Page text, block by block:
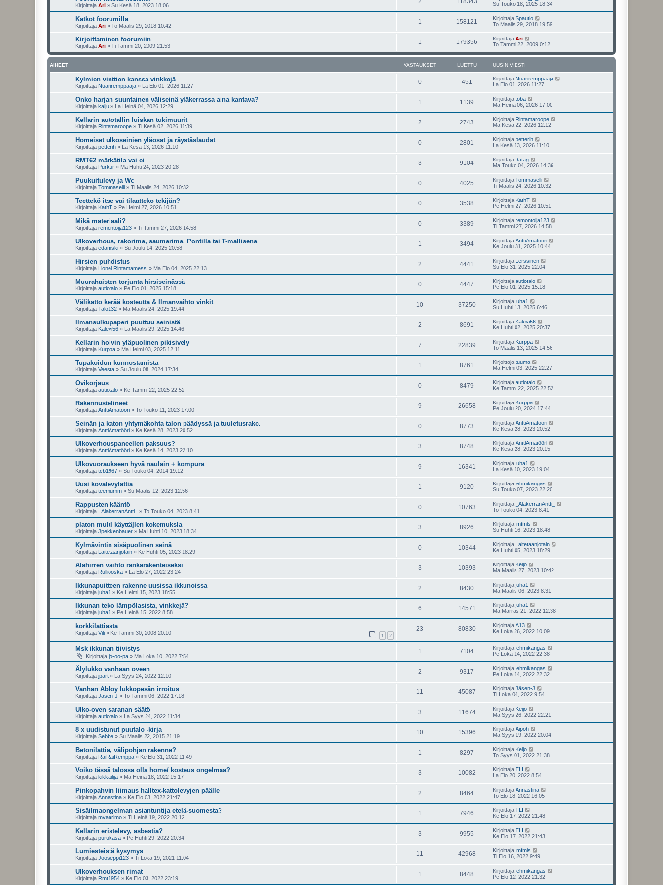
Kirjoittaja Ari » Su Kesä 18, 2023 18:06
Su Touko 18, 2025 18:34
Katkot foorumilla
Kirjoittaja Ari » To Maalis 29, 2018 10:42
1 158121 Kirjoittaja Spautio
To Maalis 29, 2018 19:59
Kirjoittaminen foorumiin
Kirjoittaja Ari » Ti Tammi 20, 2009 21:53
1 179356 Kirjoittaja Ari
To Tammi 22, 2009 0:12
AIHEET VASTAUKSET LUETTU UUSIN VIESTI
Kylmien vinttien kanssa vinkkejä
Kirjoittaja Nuariremppaaja » La Elo 01, 2026 11:27
0 451 Kirjoittaja Nuariremppaaja
La Elo 01, 2026 11:27
Onko harjan suuntainen väliseinä yläkerrassa aina kantava?
Kirjoittaja kalju » La Heinä 04, 2026 12:29
1 1139 Kirjoittaja toba
Ma Heinä 06, 2026 17:00
Kellarin autotallin luiskan tukimuurit
Kirjoittaja Rintamaroope » Ti Kesä 02, 2026 11:39
2 2743 Kirjoittaja Rintamaroope
Ma Kesä 22, 2026 12:12
Homeiset ulkoseinien yläosat ja räystäslaudat
Kirjoittaja petterih » La Kesä 13, 2026 11:10
0 2801 Kirjoittaja petterih
La Kesä 13, 2026 11:10
RMT62 märkätila vai ei
Kirjoittaja Purkur » Ma Huhti 24, 2023 20:28
3 9104 Kirjoittaja datag
Ma Touko 04, 2026 14:36
Puukuitulevy ja Wc
Kirjoittaja Tommaselli » Ti Maalis 24, 2026 10:32
0 4025 Kirjoittaja Tommaselli
Ti Maalis 24, 2026 10:32
Teettekö itse vai tilaatteko tekijän?
Kirjoittaja KathT » Pe Helmi 27, 2026 10:51
0 3538 Kirjoittaja KathT
Pe Helmi 27, 2026 10:51
Mikä materiaali?
Kirjoittaja remontoija123 » Ti Tammi 27, 2026 14:58
0 3389 Kirjoittaja remontoija123
Ti Tammi 27, 2026 14:58
Ulkoverhous, rakorima, saumarima. Pontilla tai T-mallisena
Kirjoittaja edamski » Su Joulu 14, 2025 20:58
1 3494 Kirjoittaja AnttiAmatööri
Ke Joulu 31, 2025 10:44
Hirsien puhdistus
Kirjoittaja Lionel Rintamamessi » Ma Elo 04, 2025 22:13
2 4441 Kirjoittaja Lerssinen
Su Elo 31, 2025 22:04
Muurahaisten torjunta hirsiseinässä
Kirjoittaja autiotalo » Pe Elo 01, 2025 15:18
0 4447 Kirjoittaja autiotalo
Pe Elo 01, 2025 15:18
Välikatto kerää kosteutta & Ilmanvaihto vinkit
Kirjoittaja Talo132 » Ma Maalis 24, 2025 19:44
10 37250 Kirjoittaja juha1
Su Huhti 13, 2025 6:46
Ilmansulkupaperi puuttuu seinistä
Kirjoittaja Kalevi56 » La Maalis 29, 2025 14:46
2 8691 Kirjoittaja Kalevi56
Ke Huhti 02, 2025 20:37
Kellarin holvin yläpuolinen pikisively
Kirjoittaja Kurppa » Ma Helmi 03, 2025 12:11
7 22839 Kirjoittaja Kurppa
To Maalis 13, 2025 14:56
Tupakoidun kunnostamista
Kirjoittaja Veesta » Su Joulu 08, 2024 17:34
1 8761 Kirjoittaja tuuma
Ma Helmi 03, 2025 22:27
Ovikorjaus
Kirjoittaja autiotalo » Ke Tammi 22, 2025 22:52
0 8479 Kirjoittaja autiotalo
Ke Tammi 22, 2025 22:52
Rakennustelineet
Kirjoittaja AnttiAmatööri » To Touko 11, 2023 17:00
9 26658 Kirjoittaja Kurppa
Pe Joulu 20, 2024 17:44
Seinän ja katon yhtymäkohta talon päädyssä ja tuuletusrako.
Kirjoittaja AnttiAmatööri » Ke Kesä 28, 2023 20:52
0 8773 Kirjoittaja AnttiAmatööri
Ke Kesä 28, 2023 20:52
Ulkoverhouspaneelien paksuus?
Kirjoittaja AnttiAmatööri » Ke Kesä 14, 2023 22:10
3 8748 Kirjoittaja AnttiAmatööri
Ke Kesä 28, 2023 20:15
Ulkovuoraukseen hyvä naulain + kompura
Kirjoittaja tcb1967 » Su Touko 04, 2014 19:12
9 16341 Kirjoittaja juha1
La Kesä 10, 2023 19:04
Uusi kovalevylattia
Kirjoittaja teemumm » Su Maalis 12, 2023 12:56
1 9120 Kirjoittaja lehmikangas
Su Touko 07, 2023 22:20
Rappusten kääntö
Kirjoittaja _AlakerranAntti_ » To Touko 04, 2023 8:41
0 10763 Kirjoittaja
_AlakerranAntti_
To Touko 04, 2023 8:41
platon multi käyttäjien kokemuksia
Kirjoittaja Jpekkenbauer » Ma Huhti 10, 2023 18:34
3 8926 Kirjoittaja lmfmis
Su Huhti 16, 2023 18:48
Kylmävintin sisäpuolinen seinä
Kirjoittaja Laitetaanjotain » Ke Huhti 05, 2023 18:29
0 10344 Kirjoittaja Laitetaanjotain
Ke Huhti 05, 2023 18:29
Alahirren vaihto rankarakenteiseksi
Kirjoittaja Rulliooska » La Elo 27, 2022 23:24
3 10393 Kirjoittaja Keijo
Ma Maalis 27, 2023 10:42
Ikkunapuitteen rakenne uusissa ikkunoissa
Kirjoittaja juha1 » Ke Helmi 15, 2023 18:55
2 8430 Kirjoittaja juha1
Ma Maalis 06, 2023 8:31
Ikkunan teko lämpölasista, vinkkejä?
Kirjoittaja juha1 » Pe Heinä 15, 2022 8:58
6 14571 Kirjoittaja juha1
Ma Marras 21, 2022 12:38
korkkilattiasta
Kirjoittaja Vili » Ke Tammi 30, 2008 20:10 1 2
23 80830 Kirjoittaja A13
Ke Loka 26, 2022 10:09
Msk ikkunan tiivistys
Kirjoittaja jo-oo-pa » Ma Loka 10, 2022 7:54
1 7104 Kirjoittaja lehmikangas
Pe Loka 14, 2022 22:38
Älylukko vanhaan oveen
Kirjoittaja jpart » La Syys 24, 2022 12:10
2 9317 Kirjoittaja lehmikangas
Pe Loka 14, 2022 22:32
Vanhan Abloy lukkopesän irroitus
Kirjoittaja Jäsen-J » To Tammi 06, 2022 17:18
11 45087 Kirjoittaja Jäsen-J
Ti Loka 04, 2022 9:54
Ulko-oven saranan säätö
Kirjoittaja autiotalo » La Syys 24, 2022 11:34
3 11674 Kirjoittaja Keijo
Ma Syys 26, 2022 22:21
8 x uudistunut puutalo -kirja
Kirjoittaja Sebbe » Su Maalis 22, 2015 21:19
10 15396 Kirjoittaja Aipoh
Ma Syys 19, 2022 20:04
Betonilattia, välipohjan rakenne?
Kirjoittaja RaiRaiRemppa » Ke Elo 31, 2022 11:49
1 8297 Kirjoittaja Keijo
To Syys 01, 2022 21:38
Voiko tässä talossa olla home/ kosteus ongelmaa?
Kirjoittaja kikkailija » Ma Heinä 18, 2022 15:17
3 10082 Kirjoittaja TLI
La Elo 20, 2022 8:54
Pinkopahvin liimaus halltex-kattolevyjen päälle
Kirjoittaja Annastina » Ke Elo 03, 2022 21:47
2 8464 Kirjoittaja Annastina
To Elo 18, 2022 16:05
Sisäilmaongelman asiantuntija etelä-suomesta?
Kirjoittaja mvaarimo » Ti Heinä 19, 2022 20:12
1 7946 Kirjoittaja TLI
Ke Elo 17, 2022 21:48
Kellarin eristelevy, asbestia?
Kirjoittaja purukasa » Pe Huhti 29, 2022 20:34
3 9955 Kirjoittaja TLI
Ke Elo 17, 2022 21:43
Lumiesteistä kysymys
Kirjoittaja Jooseppi123 » Ti Loka 19, 2021 11:04
11 42968 Kirjoittaja lmfmis
Ti Elo 16, 2022 9:49
Ulkoverhouksen rimat
Kirjoittaja Rmt1954 » Ke Elo 03, 2022 23:19
1 8448 Kirjoittaja lehmikangas
Pe Elo 12, 2022 21:32